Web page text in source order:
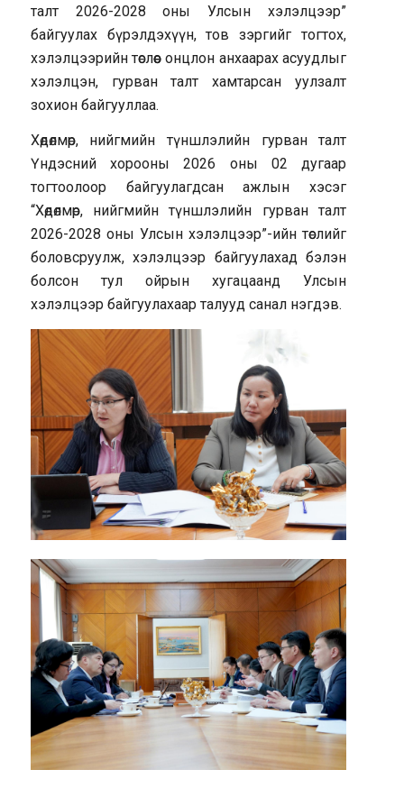
талт 2026-2028 оны Улсын хэлэлцээр”
байгуулах бүрэлдэхүүн, тов зэргийг тогтох,
хэлэлцээрийн төслөөс онцлон анхаарах асуудлыг
хэлэлцэн, гурван талт хамтарсан уулзалт
зохион байгууллаа.
Хөдөлмөр, нийгмийн түншлэлийн гурван талт
Үндэсний хорооны 2026 оны 02 дугаар
тогтоолоор байгуулагдсан ажлын хэсэг
“Хөдөлмөр, нийгмийн түншлэлийн гурван талт
2026-2028 оны Улсын хэлэлцээр”-ийн төслийг
боловсруулж, хэлэлцээр байгуулахад бэлэн
болсон тул ойрын хугацаанд Улсын
хэлэлцээр байгуулахаар талууд санал нэгдэв.